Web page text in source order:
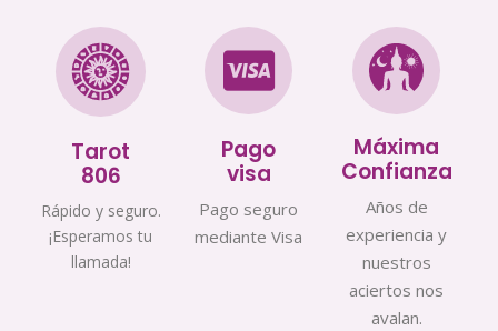
Tarot
806
Rápido y seguro.
¡Esperamos tu
llamada!
Pago
visa
Pago seguro
mediante Visa
Máxima
Confianza
Años de
experiencia y
nuestros
aciertos nos
avalan.